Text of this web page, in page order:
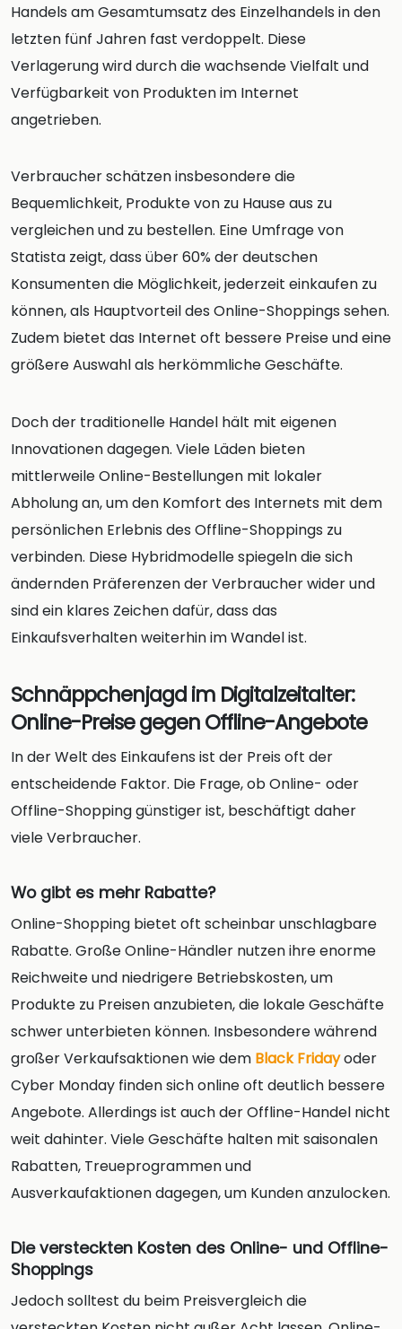
Handels am Gesamtumsatz des Einzelhandels in den
letzten fünf Jahren fast verdoppelt. Diese
Verlagerung wird durch die wachsende Vielfalt und
Verfügbarkeit von Produkten im Internet
angetrieben.
Verbraucher schätzen insbesondere die
Bequemlichkeit, Produkte von zu Hause aus zu
vergleichen und zu bestellen. Eine Umfrage von
Statista zeigt, dass über 60% der deutschen
Konsumenten die Möglichkeit, jederzeit einkaufen zu
können, als Hauptvorteil des Online-Shoppings sehen.
Zudem bietet das Internet oft bessere Preise und eine
größere Auswahl als herkömmliche Geschäfte.
Doch der traditionelle Handel hält mit eigenen
Innovationen dagegen. Viele Läden bieten
mittlerweile Online-Bestellungen mit lokaler
Abholung an, um den Komfort des Internets mit dem
persönlichen Erlebnis des Offline-Shoppings zu
verbinden. Diese Hybridmodelle spiegeln die sich
ändernden Präferenzen der Verbraucher wider und
sind ein klares Zeichen dafür, dass das
Einkaufsverhalten weiterhin im Wandel ist.
Schnäppchenjagd im Digitalzeitalter:
Online-Preise gegen Offline-Angebote
In der Welt des Einkaufens ist der Preis oft der
entscheidende Faktor. Die Frage, ob Online- oder
Offline-Shopping günstiger ist, beschäftigt daher
viele Verbraucher.
Wo gibt es mehr Rabatte?
Online-Shopping bietet oft scheinbar unschlagbare
Rabatte. Große Online-Händler nutzen ihre enorme
Reichweite und niedrigere Betriebskosten, um
Produkte zu Preisen anzubieten, die lokale Geschäfte
schwer unterbieten können. Insbesondere während
großer Verkaufsaktionen wie dem Black Fridayoder
Cyber Monday finden sich online oft deutlich bessere
Angebote. Allerdings ist auch der Offline-Handel nicht
weit dahinter. Viele Geschäfte halten mit saisonalen
Rabatten, Treueprogrammen und
Ausverkaufaktionen dagegen, um Kunden anzulocken.
Die versteckten Kosten des Online- und Offline-
Shoppings
Jedoch solltest du beim Preisvergleich die